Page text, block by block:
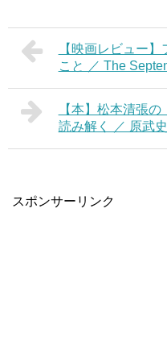
【映画レビュー
こと ／ The
【本】松本清張
読み解く ／ 原武史
スポンサーリンク